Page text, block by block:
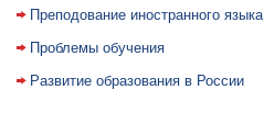
Преподование иностранного языка
Проблемы обучения
Развитие образования в России